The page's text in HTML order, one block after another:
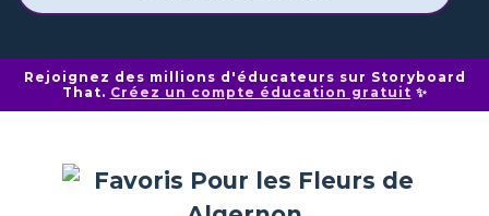
Rejoignez des millions d'éducateurs sur Storyboard
That. Créez un compte éducation gratuit ✨